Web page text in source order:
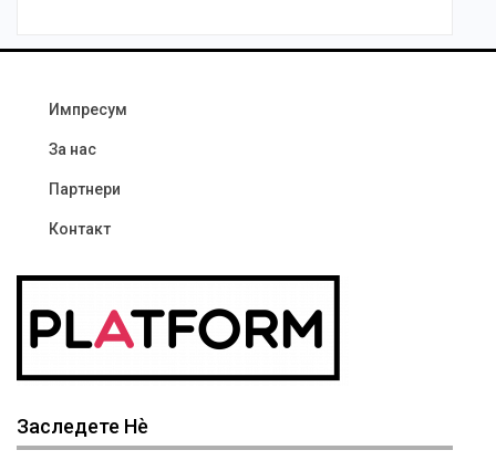
Импресум
За нас
Партнери
Контакт
Заследете Нѐ